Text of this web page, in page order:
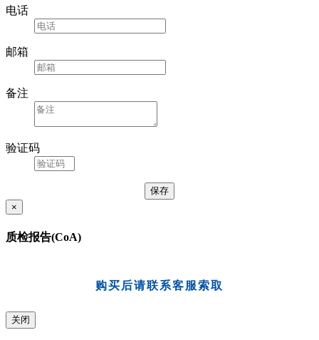
电话
邮箱
备注
验证码
×
质检报告(CoA)
购买后请联系客服索取
关闭